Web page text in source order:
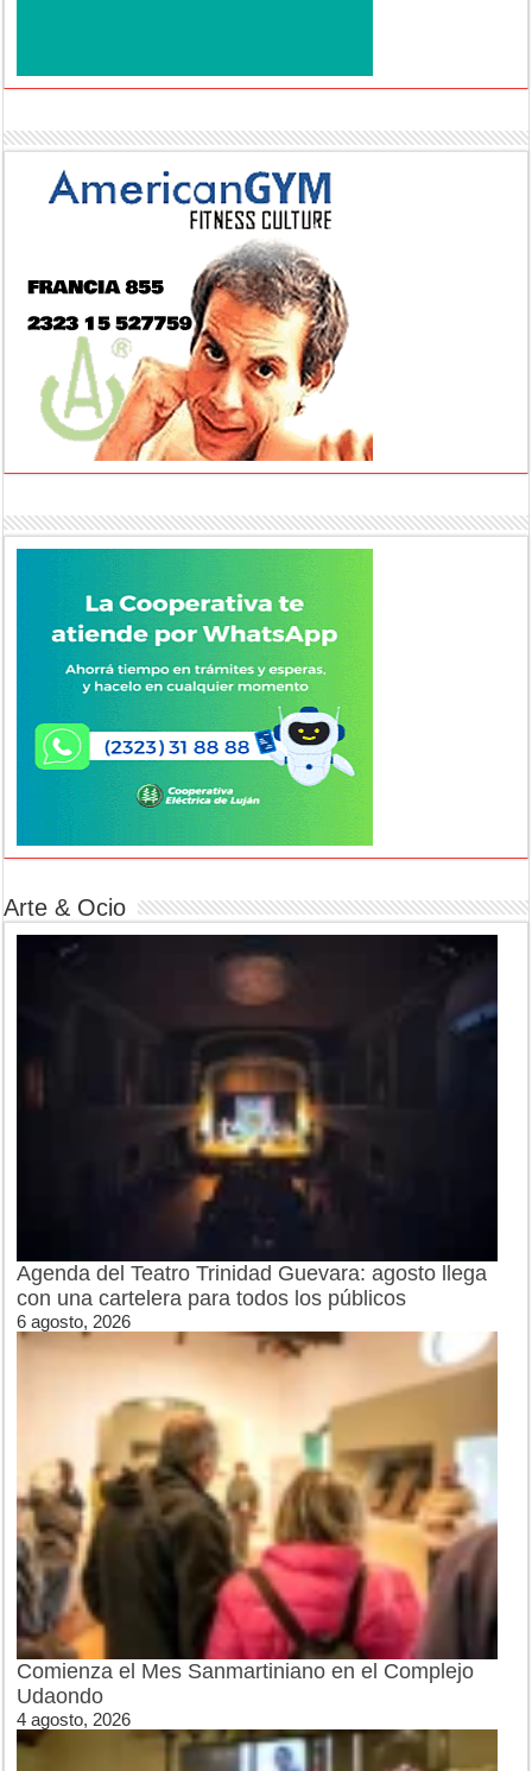
Arte & Ocio
Agenda del Teatro Trinidad Guevara: agosto llega
con una cartelera para todos los públicos
6 agosto, 2026
Comienza el Mes Sanmartiniano en el Complejo
Udaondo
4 agosto, 2026